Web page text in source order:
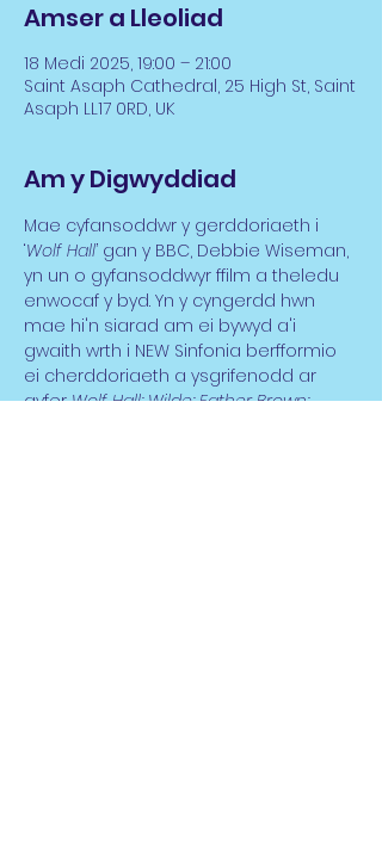
Amser a Lleoliad
18 Medi 2025, 19:00 – 21:00
Saint Asaph Cathedral, 25 High St, Saint
Asaph LL17 0RD, UK
Am y Digwyddiad
Mae cyfansoddwr y gerddoriaeth i
‘Wolf Hall’ gan y BBC, Debbie Wiseman,
yn un o gyfansoddwyr ffilm a theledu
enwocaf y byd. Yn y cyngerdd hwn
mae hi'n siarad am ei bywyd a'i
gwaith wrth i NEW Sinfonia berfformio
ei cherddoriaeth a ysgrifenodd ar
gyfer Wolf Hall; Wilde; Father Brown;